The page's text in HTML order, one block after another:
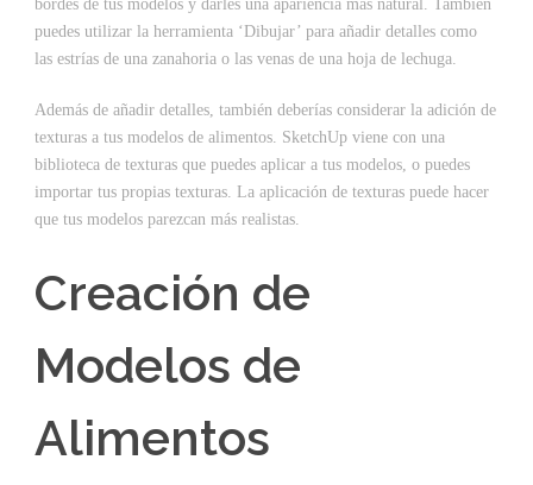
bordes de tus modelos y darles una apariencia más natural. También
puedes utilizar la herramienta ‘Dibujar’ para añadir detalles como
las estrías de una zanahoria o las venas de una hoja de lechuga.
Además de añadir detalles, también deberías considerar la adición de
texturas a tus modelos de alimentos. SketchUp viene con una
biblioteca de texturas que puedes aplicar a tus modelos, o puedes
importar tus propias texturas. La aplicación de texturas puede hacer
que tus modelos parezcan más realistas.
Creación de
Modelos de
Alimentos